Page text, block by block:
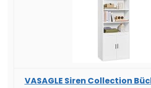
VASAGLE Siren Collection